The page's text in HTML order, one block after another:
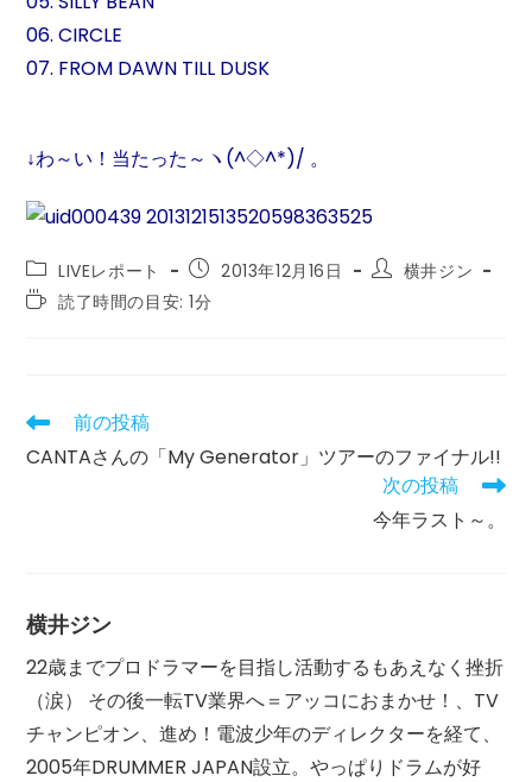
06. CIRCLE
07. FROM DAWN TILL DUSK
↓わ～い！当たった～ヽ(^◇^*)/ 。
投
稿
カ
LIVEレポート
投
稿
公
2013年12月16日
投
横井ジン
読
か
る
時
読了時間の目安: 1分
そ
他
前の投稿
CANTAさんの「My Generator」ツアーのファイナル!!
次の投稿
今年ラスト～。
横井ジン
22歳までプロドラマーを目指し活動するもあえなく挫折
（涙） その後一転TV業界へ＝アッコにおまかせ！、TV
チャンピオン、進め！電波少年のディレクターを経て、
2005年DRUMMER JAPAN設立。やっぱりドラムが好